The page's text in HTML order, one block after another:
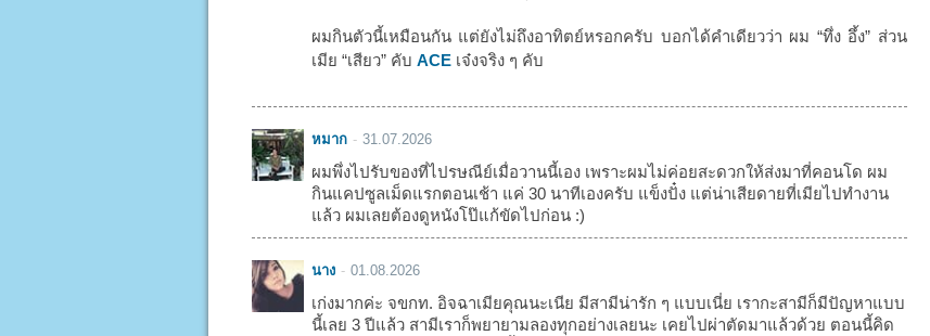
ผมกินตัวนี้เหมือนกัน แต่ยังไม่ถึงอาทิตย์หรอกครับ บอกได้คำเดียวว่า ผม “ทึ่ง อึ้ง” ส่วน
เมีย “เสียว” คับ ACEเจ๋งจริง ๆ คับ
หมาก 31.07.2026
ผมพึ่งไปรับของที่ไปรษณีย์เมื่อวานนี้เอง เพราะผมไม่ค่อยสะดวกให้ส่งมาที่คอนโด ผม
กินแคปซูลเม็ดแรกตอนเช้า แค่ 30 นาทีเองครับ แข็งปั๋ง แต่น่าเสียดายที่เมียไปทำงาน
แล้ว ผมเลยต้องดูหนังโป๊แก้ขัดไปก่อน :)
นาง 01.08.2026
เก่งมากค่ะ จขกท. อิจฉาเมียคุณนะเนีย มีสามีน่ารัก ๆ แบบเนี่ย เรากะสามีก็มีปัญหาแบบ
นี้เลย 3 ปีแล้ว สามีเราก็พยายามลองทุกอย่างเลยนะ เคยไปผ่าตัดมาแล้วด้วย ตอนนี้คิด